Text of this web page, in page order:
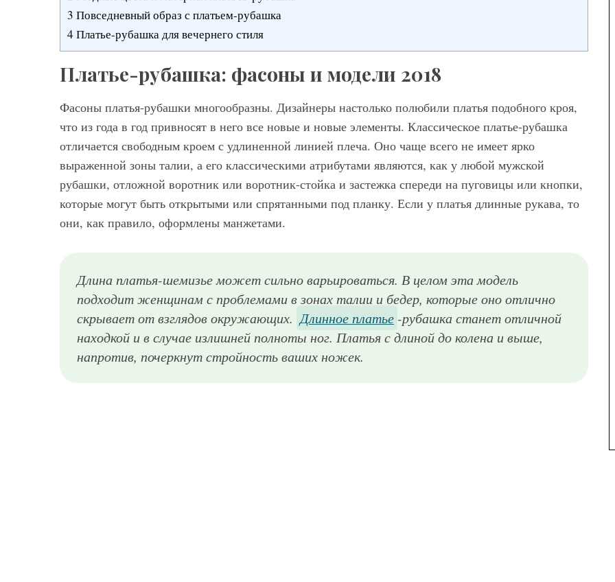
3 Повседневный образ с платьем-рубашка
4 Платье-рубашка для вечернего стиля
Платье-рубашка: фасоны и модели 2018
Фасоны платья-рубашки многообразны. Дизайнеры настолько полюбили платья подобного кроя,
что из года в год привносят в него все новые и новые элементы. Классическое платье-рубашка
отличается свободным кроем с удлиненной линией плеча. Оно чаще всего не имеет ярко
выраженной зоны талии, а его классическими атрибутами являются, как у любой мужской
рубашки, отложной воротник или воротник-стойка и застежка спереди на пуговицы или кнопки,
которые могут быть открытыми или спрятанными под планку. Если у платья длинные рукава, то
они, как правило, оформлены манжетами.
Длина платья-шемизье может сильно варьироваться. В целом эта модель
подходит женщинам с проблемами в зонах талии и бедер, которые оно отлично
скрывает от взглядов окружающих. Длинное платье -рубашка станет отличной
находкой и в случае излишней полноты ног. Платья с длиной до колена и выше,
напротив, почеркнут стройность ваших ножек.